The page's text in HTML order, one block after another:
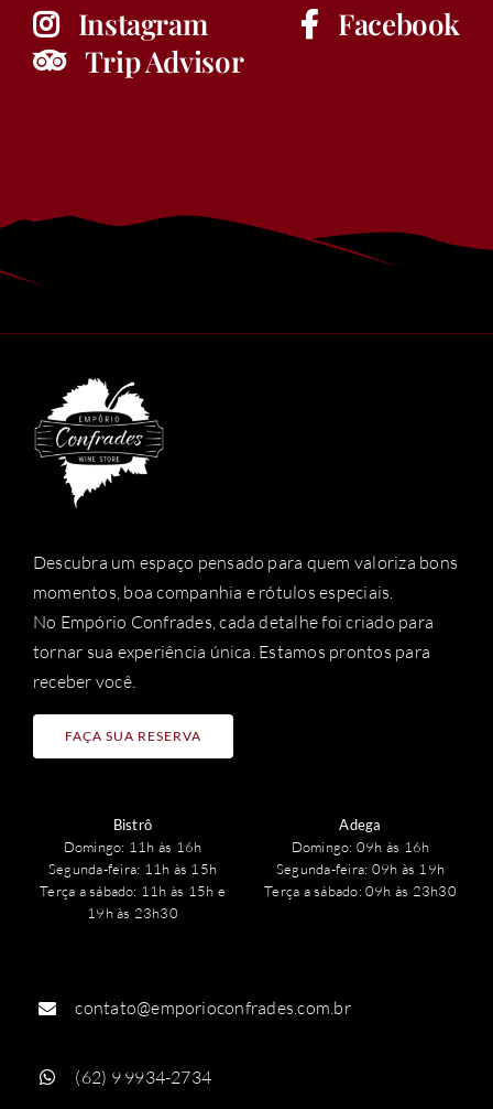
Instagram
Facebook
Trip Advisor
Descubra um espaço pensado para quem valoriza bons
momentos, boa companhia e rótulos especiais.
No Empório Confrades, cada detalhe foi criado para
tornar sua experiência única. Estamos prontos para
receber você.
FAÇA SUA RESERVA
Bistrô
Domingo: 11h às 16h
Segunda-feira: 11h às 15h
Terça a sábado: 11h às 15h e
19h às 23h30
Adega
Domingo: 09h às 16h
Segunda-feira: 09h às 19h
Terça a sábado: 09h às 23h30
contato@emporioconfrades.com.br
(62) 9 9934-2734